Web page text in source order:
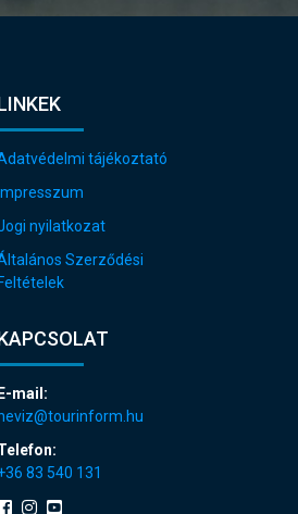
tájékoztató
Impresszum
nyilatkozat
Szerződési
Feltételek
E-mail:
heviz@tourinform.hu
83 540 131